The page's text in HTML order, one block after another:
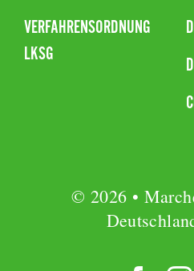
VERFAHRENSORDNUNG
LKSG
© 2026 •